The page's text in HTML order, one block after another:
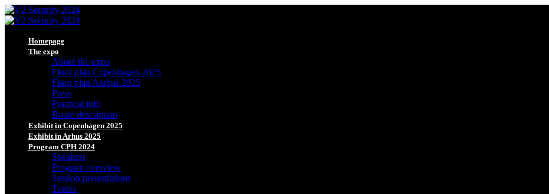
Homepage
The expo
About the expo
Floor plan Copenhagen 2025
Floor plan Aarhus 2025
Press
Practical info
Route description
Exhibit in Copenhagen 2025
Exhibit in Arhus 2025
Program CPH 2024
Speakers
Program overview
Session presentations
Topics